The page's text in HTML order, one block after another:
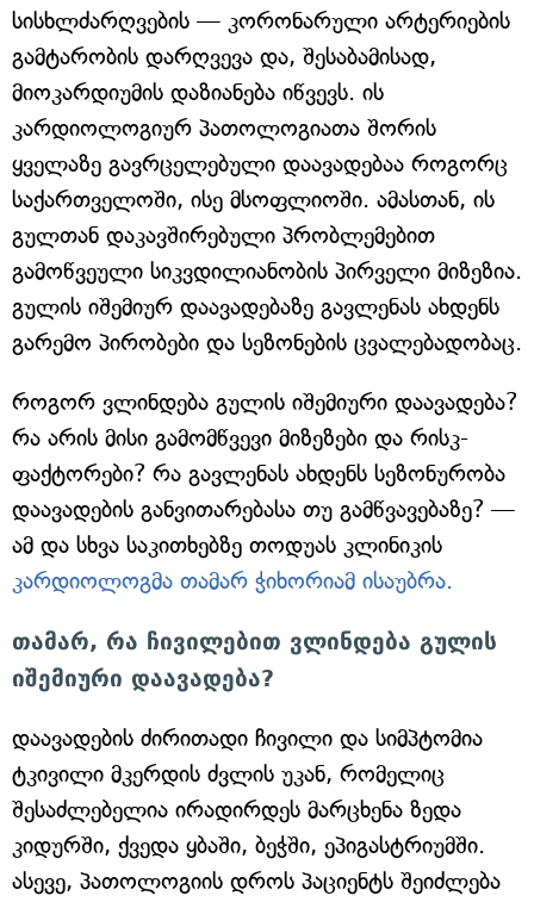
სისხლძარღვების — კორონარული არტერიების
გამტარობის დარღვევა და, შესაბამისად,
მიოკარდიუმის დაზიანება იწვევს. ის
კარდიოლოგიურ პათოლოგიათა შორის
ყველაზე გავრცელებული დაავადებაა როგორც
საქართველოში, ისე მსოფლიოში. ამასთან, ის
გულთან დაკავშირებული პრობლემებით
გამოწვეული სიკვდილიანობის პირველი მიზეზია.
გულის იშემიურ დაავადებაზე გავლენას ახდენს
გარემო პირობები და სეზონების ცვალებადობაც.
როგორ ვლინდება გულის იშემიური დაავადება?
რა არის მისი გამომწვევი მიზეზები და რისკ-
ფაქტორები? რა გავლენას ახდენს სეზონურობა
დაავადების განვითარებასა თუ გამწვავებაზე? —
ამ და სხვა საკითხებზე თოდუას კლინიკის
კარდიოლოგმა თამარ ჭიხორიამ ისაუბრა.
თამარ, რა ჩივილებით ვლინდება გულის
იშემიური დაავადება?
დაავადების ძირითადი ჩივილი და სიმპტომია
ტკივილი მკერდის ძვლის უკან, რომელიც
შესაძლებელია ირადირდეს მარცხენა ზედა
კიდურში, ქვედა ყბაში, ბეჭში, ეპიგასტრიუმში.
ასევე, პათოლოგიის დროს პაციენტს შეიძლება